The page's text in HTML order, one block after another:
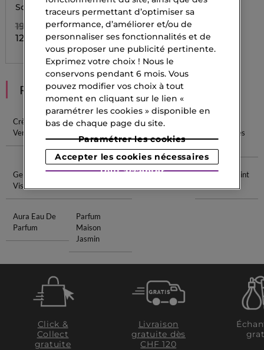
SKINMUNITY
Soins du visage
194,00 CHF
120,30 CHF
RECOMMANDATIONS
Crème Aloe
Vera
Vernis
Vernis Blanc
Contour Des
Gel Aloe Vera
Visage
Rodriguez
Démaquillage
Fond De Teint
Aura Eau De
Parfum
Parfum
Maison
Jasmin
Click &
Collect
gratuite
Livraison
gratuite dès
CHF 120
traceurs permettant d’optimiser sa
performance, d’améliorer et/ou de
personnaliser ses fonctionnalités et de
vous proposer une publicité pertinente.
Exprimez votre choix ! Nous le
conservons pendant 6 mois. Vous
pouvez modifier vos choix à tout
moment en cliquant sur le lien «
paramétrer les cookies » disponible en
bas de chaque page du site.
Paramétrer les cookies
Accepter les cookies nécessaires
Tout accepter